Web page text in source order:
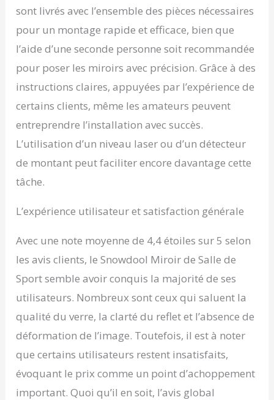
les danseurs. 📦
Emballage Et Garantie
grand miroir sans cadre
Snowdool est emballé
mousse renforcée pour
une livraison sans
problème. En cas de
casse ou de défaut,
veuillez nous contacter
immédiatement pour
trouver une solution.
sont livrés avec l’ensemble des pièces nécessaires
pour un montage rapide et efficace, bien que
l’aide d’une seconde personne soit recommandée
pour poser les miroirs avec précision. Grâce à des
instructions claires, appuyées par l’expérience de
certains clients, même les amateurs peuvent
entreprendre l’installation avec succès.
L’utilisation d’un niveau laser ou d’un détecteur
de montant peut faciliter encore davantage cette
tâche.
L’expérience utilisateur et satisfaction générale
Avec une note moyenne de 4,4 étoiles sur 5 selon
les avis clients, le Snowdool Miroir de Salle de
Sport semble avoir conquis la majorité de ses
utilisateurs. Nombreux sont ceux qui saluent la
qualité du verre, la clarté du reflet et l’absence de
déformation de l’image. Toutefois, il est à noter
que certains utilisateurs restent insatisfaits,
évoquant le prix comme un point d’achoppement
important. Quoi qu’il en soit, l’avis global